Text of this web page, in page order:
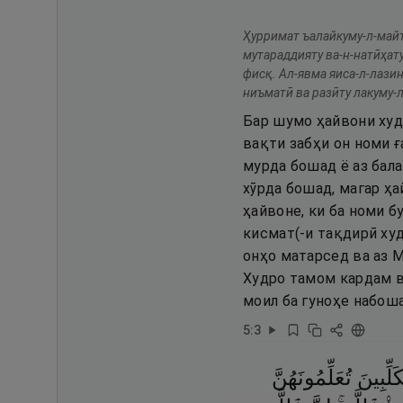
Ҳурримат ъалайкуму-л-
мутараддияту ва-н-
фисқ. Ал-явма яиса-л-
ниъматӣ ва разӣту
Бар шумо ҳайвони
вақти забҳи он номи
мурда бошад ё аз
хӯрда бошад, магар
ҳайвоне, ки ба номи
кисмат(-и тақдирӣ
онҳо матарсед ва аз
Худро тамом кардам
моил ба гуноҳе
5:3
تُعَلِّمُونَهُنَّ